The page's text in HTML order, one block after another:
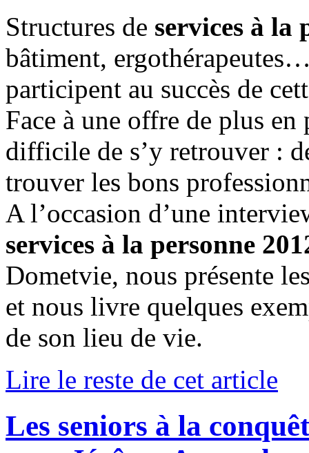
Structures de services à la
bâtiment,
participent au succès de
Face à une offre de plus
difficile de s’y retrouver :
trouver les bons
A l’occasion d’une
services à la personne
Dometvie, nous présente
et nous livre quelques
de son lieu de vie.
Lire le reste de cet article
Les seniors à la